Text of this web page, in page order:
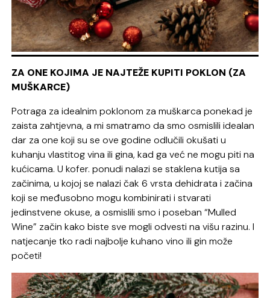
ZA ONE KOJIMA JE NAJTEŽE KUPITI POKLON (ZA
MUŠKARCE)
Potraga za idealnim poklonom za muškarca ponekad je
zaista zahtjevna, a mi smatramo da smo osmislili idealan
dar za one koji su se ove godine odlučili okušati u
kuhanju vlastitog vina ili gina, kad ga već ne mogu piti na
kućicama. U kofer. ponudi nalazi se staklena kutija sa
začinima, u kojoj se nalazi čak 6 vrsta dehidrata i začina
koji se međusobno mogu kombinirati i stvarati
jedinstvene okuse, a osmislili smo i poseban “Mulled
Wine” začin kako biste sve mogli odvesti na višu razinu. I
natjecanje tko radi najbolje kuhano vino ili gin može
početi!